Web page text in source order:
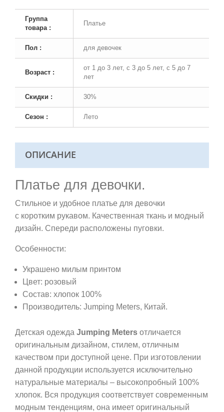
Группа
товара :
Платье
Пол : для девочек
Возраст :
от 1 до 3 лет, с 3 до 5 лет, с 5 до 7
лет
Скидки : 30%
Сезон : Лето
ОПИСАНИЕ
Платье для девочки.
Стильное и удобное платье для девочки
с коротким рукавом. Качественная ткань и модный
дизайн. Спереди расположены пуговки.
Особенности:
Украшено милым принтом
Цвет: розовый
Состав: хлопок 100%
Производитель: Jumping Meters, Китай.
Детская одежда Jumping Meters отличается
оригинальным дизайном, стилем, отличным
качеством при доступной цене. При изготовлении
данной продукции используется исключительно
натуральные материалы – высокопробный 100%
хлопок. Вся продукция соответствует современным
модным тенденциям, она имеет оригинальный